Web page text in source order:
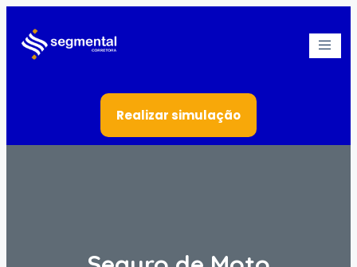
Realizar simulação